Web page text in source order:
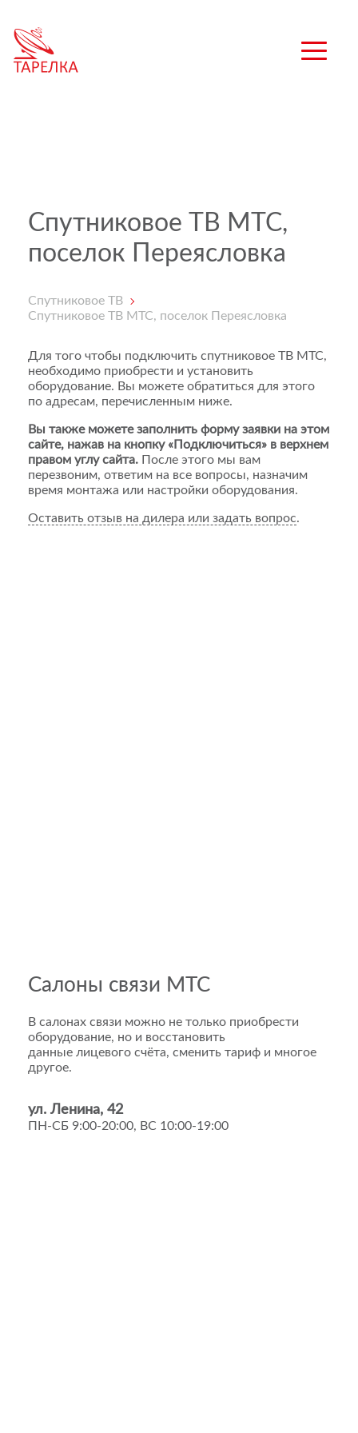
Спутниковое ТВ МТС,
поселок Переясловка
Спутниковое ТВ
Спутниковое ТВ МТС, поселок Переясловка
Для того чтобы подключить спутниковое ТВ МТС,
необходимо приобрести и установить
оборудование. Вы можете обратиться для этого
по адресам, перечисленным ниже.
Вы также можете заполнить форму заявки на этом
сайте, нажав на кнопку «Подключиться» в верхнем
правом углу сайта. После этого мы вам
перезвоним, ответим на все вопросы, назначим
время монтажа или настройки оборудования.
Оставить отзыв на дилера или задать вопрос.
Салоны связи МТС
В салонах связи можно не только приобрести
оборудование, но и восстановить
данные лицевого счёта, сменить тариф и многое
другое.
ул. Ленина, 42
ПН-СБ 9:00-20:00, ВС 10:00-19:00